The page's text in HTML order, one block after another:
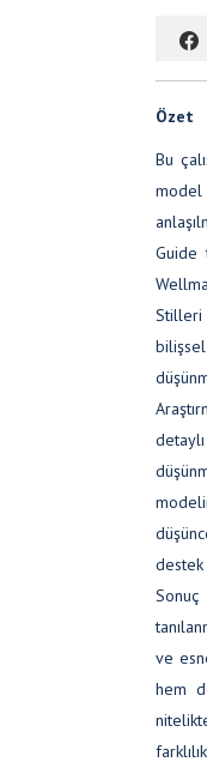
Özet
Bu
model
Guide
Stilleri
ve
hem